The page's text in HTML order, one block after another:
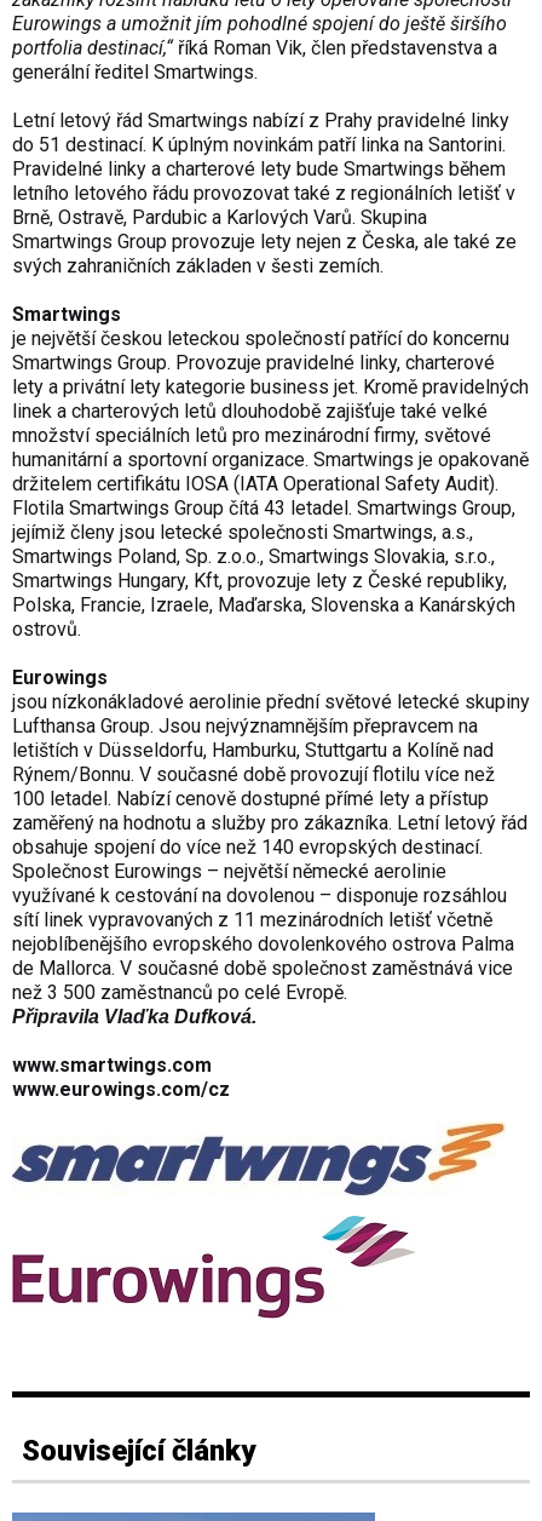
Eurowings a umožnit jím pohodlné spojení do ještě širšího
portfolia destinací,“říká Roman Vik, člen představenstva a
generální ředitel Smartwings.
Letní letový řád Smartwings nabízí z Prahy pravidelné linky
do 51 destinací. K úplným novinkám patří linka na Santorini.
Pravidelné linky a charterové lety bude Smartwings během
letního letového řádu provozovat také z regionálních letišť v
Brně, Ostravě, Pardubic a Karlových Varů. Skupina
Smartwings Group provozuje lety nejen z Česka, ale také ze
svých zahraničních základen v šesti zemích.
Smartwings
je největší českou leteckou společností patřící do koncernu
Smartwings Group. Provozuje pravidelné linky, charterové
lety a privátní lety kategorie business jet. Kromě pravidelných
linek a charterových letů dlouhodobě zajišťuje také velké
množství speciálních letů pro mezinárodní firmy, světové
humanitární a sportovní organizace. Smartwings je opakovaně
držitelem certifikátu IOSA (IATA Operational Safety Audit).
Flotila Smartwings Group čítá 43 letadel. Smartwings Group,
jejímiž členy jsou letecké společnosti Smartwings, a.s.,
Smartwings Poland, Sp. z.o.o., Smartwings Slovakia, s.r.o.,
Smartwings Hungary, Kft, provozuje lety z České republiky,
Polska, Francie, Izraele, Maďarska, Slovenska a Kanárských
ostrovů.
Eurowings
jsou nízkonákladové aerolinie přední světové letecké skupiny
Lufthansa Group. Jsou nejvýznamnějším přepravcem na
letištích v Düsseldorfu, Hamburku, Stuttgartu a Kolíně nad
Rýnem/Bonnu. V současné době provozují flotilu více než
100 letadel. Nabízí cenově dostupné přímé lety a přístup
zaměřený na hodnotu a služby pro zákazníka. Letní letový řád
obsahuje spojení do více než 140 evropských destinací.
Společnost Eurowings – největší německé aerolinie
využívané k cestování na dovolenou – disponuje rozsáhlou
sítí linek vypravovaných z 11 mezinárodních letišť včetně
nejoblíbenějšího evropského dovolenkového ostrova Palma
de Mallorca. V současné době společnost zaměstnává vice
než 3 500 zaměstnanců po celé Evropě.
Připravila Vlaďka Dufková.
www.smartwings.com
www.eurowings.com/cz
Související články